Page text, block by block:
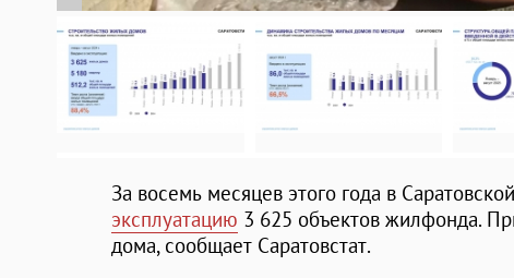
За восемь месяцев этого года в
эксплуатацию 3 625 объектов жилфонда.
дома, сообщает Саратовстат.